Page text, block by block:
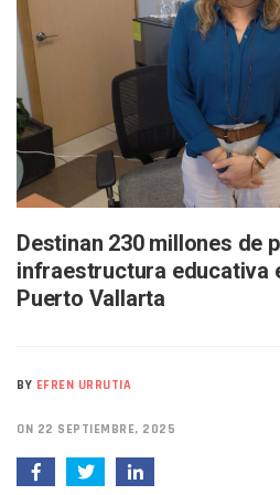
Infecciones
SIOP Moderniza La
Van Por La
Estados Unidos
Buscan A Wilber
Melissa Madero
Washington Enfrenta
Avanza Plan Para
Nuevas
Bruno Blancas Lleva
Liberan 180 Crías De
Puerto Vallarta
Buques Mexicanos
Destinan 230 millones de
infraestructura educativa
Puerto Vallarta
BY EFREN URRUTIA
ON 22 SEPTIEMBRE, 2025